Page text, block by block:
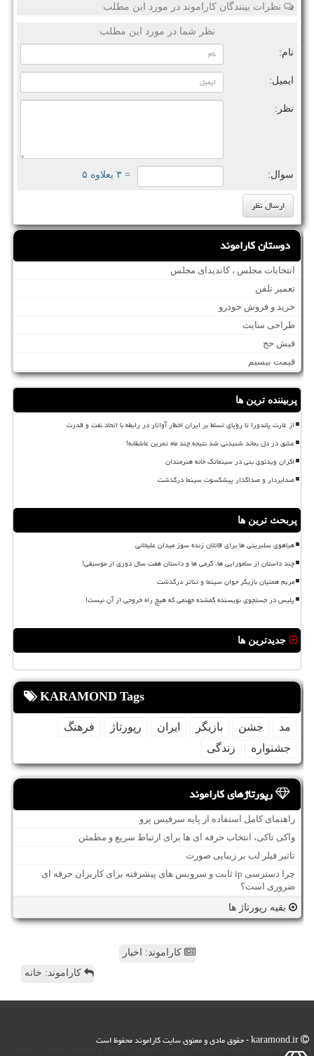
نظرات بینندگان کاراموند در مورد این مطلب
نظر شما در مورد این مطلب
نام:
ایمیل:
نظر:
سوال: = ۳ بعلاوه ۵
دوستان کاراموند
انتخابات مجلس ، کاندیدای مجلس
تعمیر تلفن
خرید و فروش خودرو
طراحی سایت
فیش حج
قیمت بیسیم
پربیننده ترین ها
از غارت پاندورا تا رؤیای تسلط بر ایران اخطار آواتار در رابطه با اتحاد نفت و قدرت
عشق در دل بماند شنیدنی شد نتیجه چند ماه تمرین عاشقانه!
اکران ویدئوی بنی در سینماتک خانه هنرمندان
صدابردار و صداگذار پیشکسوت سینما درگذشت
پربحث ترین ها
هیاهوی سلبریتی ها برای قاتلان زنده سوز میدان علیخانی
چند داستان از سامورایی ها، گرمی ها و داستان هفت سال دوری از موسیقی!
مریم همتیان بازیگر جوان سینما و تئاتر درگذشت
پلیس در جستجوی نویسنده گمشده جهنمی که هیچ راه خروجی از آن نیست!
جدیدترین ها
KARAMOND Tags
مد جشن بازیگر ایران رپورتاژ
فرهنگ
جشنواره
زندگی
رپورتاژهای کاراموند
راهنمای کامل استفاده از پایه سرفیس پرو
واکی تاکی، انتخاب حرفه ای ها برای ارتباط سریع و مطمئن
تاثیر فیلر لب بر زیبایی صورت
چرا دسترسی ip ثابت و سرویس های پیشرفته برای کاربران حرفه ای
ضروری است؟
بقیه رپورتاژ ها
کاراموند: اخبار
کاراموند: خانه